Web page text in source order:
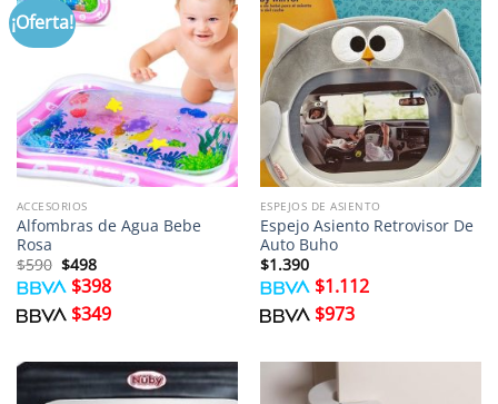
¡Oferta!
ACCESORIOS
Alfombras de Agua Bebe
Rosa
$590 El
precio
original
era:
$590.
$498El
precio
actual
es:
$498.
$398
$349
ESPEJOS DE ASIENTO
Espejo Asiento Retrovisor De
Auto Buho
$1.390
$1.112
$973